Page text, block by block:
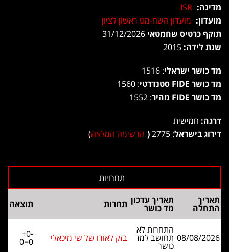
מדינה: ISR
מועדון: מועדון השח-מט ראשון לציון
תוקף כרטיס שחמטאי
שנת לידה:
מד כושר ישראלי: 1516
מד כושר FIDE סטנדרטי
: 1560
מד כושר FIDE מהיר
: 1552
דרגה: חמישית
דירוג בישראל: 2775
( הרשימה המלאה)
תאריך
התחלה
תאריך עדכון
מד כושר תחרות תוצאה
08/08/2026
התחרות לא
תחושב למד
כושר
בזק לאורו של שי מיכאלי +0-
0=0